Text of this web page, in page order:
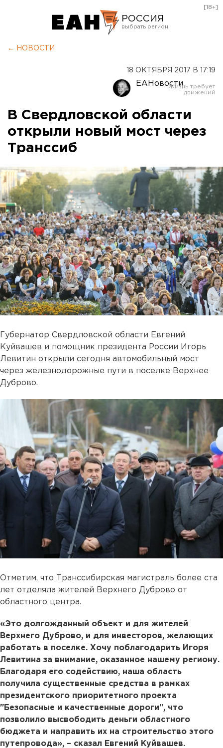
РОССИЯ
Оренбург
[18+]
← НОВОСТИ
18 ОКТЯБРЯ 2017 В 17:19
ЕАНовости
В Свердловской области
открыли новый мост через
Транссиб
Губернатор Свердловской области Евгений
Куйвашев и помощник президента России Игорь
Левитин открыли сегодня автомобильный мост
через железнодорожные пути в поселке Верхнее
Дуброво.
Отметим, что Транссибирская магистраль более ста
лет отделяла жителей Верхнего Дуброво от
областного центра.
«Это долгожданный объект и для жителей
Верхнего Дуброво, и для инвесторов, желающих
работать в поселке. Хочу поблагодарить Игоря
Левитина за внимание, оказанное нашему региону.
Благодаря его содействию, наша область
получила существенные средства в рамках
президентского приоритетного проекта
"Безопасные и качественные дороги", что
позволило высвободить деньги областного
бюджета и направить их на строительство этого
путепровода», – сказал Евгений Куйвашев.